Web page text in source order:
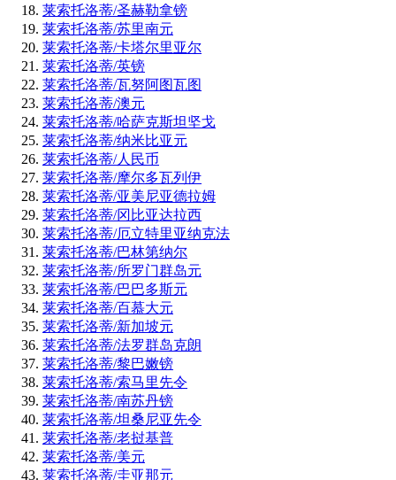
莱索托洛蒂/圣赫勒拿镑
莱索托洛蒂/苏里南元
莱索托洛蒂/卡塔尔里亚尔
莱索托洛蒂/英镑
莱索托洛蒂/瓦努阿图瓦图
莱索托洛蒂/澳元
莱索托洛蒂/哈萨克斯坦坚戈
莱索托洛蒂/纳米比亚元
莱索托洛蒂/人民币
莱索托洛蒂/摩尔多瓦列伊
莱索托洛蒂/亚美尼亚德拉姆
莱索托洛蒂/冈比亚达拉西
莱索托洛蒂/厄立特里亚纳克法
莱索托洛蒂/巴林第纳尔
莱索托洛蒂/所罗门群岛元
莱索托洛蒂/巴巴多斯元
莱索托洛蒂/百慕大元
莱索托洛蒂/新加坡元
莱索托洛蒂/法罗群岛克朗
莱索托洛蒂/黎巴嫩镑
莱索托洛蒂/索马里先令
莱索托洛蒂/南苏丹镑
莱索托洛蒂/坦桑尼亚先令
莱索托洛蒂/老挝基普
莱索托洛蒂/美元
莱索托洛蒂/圭亚那元